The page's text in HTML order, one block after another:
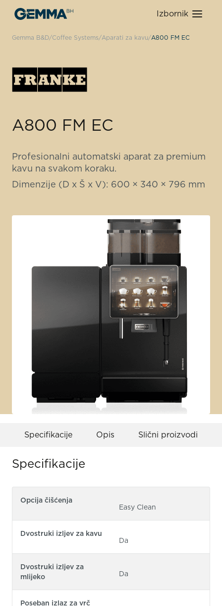
Izbornik
Gemma B&D Coffee Systems Aparati za kavu A800 FM EC
A800 FM EC
Profesionalni automatski aparat za premium
kavu na svakom koraku.
Dimenzije (D x Š x V): 600 × 340 × 796 mm
Specifikacije Opis Slični proizvodi
Specifikacije
Opcija čišćenja
Easy Clean
Dvostruki izljev za kavu
Da
Dvostruki izljev za
mlijeko
Da
Poseban izlaz za vrč